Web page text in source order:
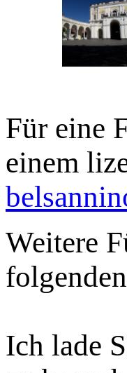
Für eine
einem
Weitere
Ich lade